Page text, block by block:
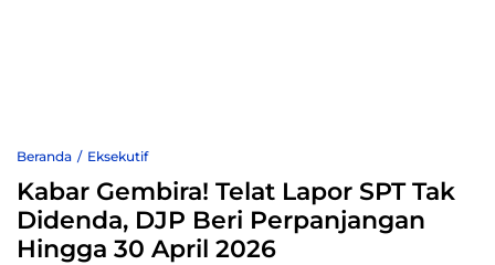
Beranda Eksekutif
Kabar Gembira! Telat Lapor SPT Tak
Didenda, DJP Beri Perpanjangan
Hingga 30 April 2026